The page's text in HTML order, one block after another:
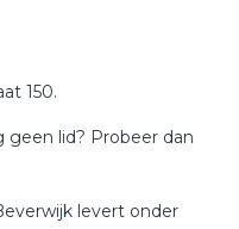
150.
geen lid? Probeer dan
levert onder